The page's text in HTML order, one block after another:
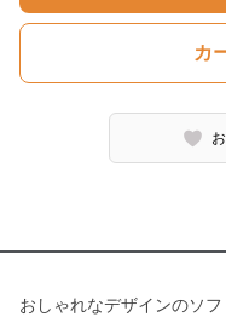
カ
おしゃれなデザインのソ